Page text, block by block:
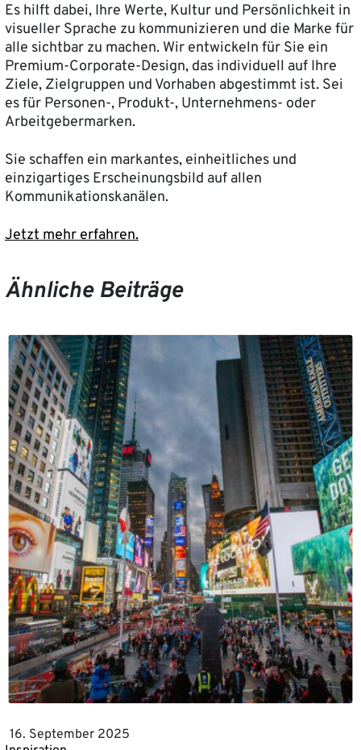
Es hilft dabei, Ihre Werte, Kultur und Persönlichkeit in
visueller Sprache zu kommunizieren und die Marke für
alle sichtbar zu machen. Wir entwickeln für Sie ein
Premium-Corporate-Design, das individuell auf Ihre
Ziele, Zielgruppen und Vorhaben abgestimmt ist. Sei
es für Personen-, Produkt-, Unternehmens- oder
Arbeitgebermarken.
Sie schaffen ein markantes, einheitliches und
einzigartiges Erscheinungsbild auf allen
Kommunikationskanälen.
Jetzt mehr erfahren.
Ähnliche Beiträge
16. September 2025